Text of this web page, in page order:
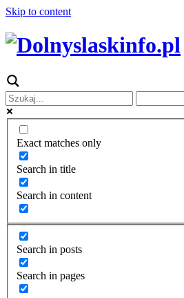
Skip to content
Exact matches only
Search in title
Search in content
Search in posts
Search in pages